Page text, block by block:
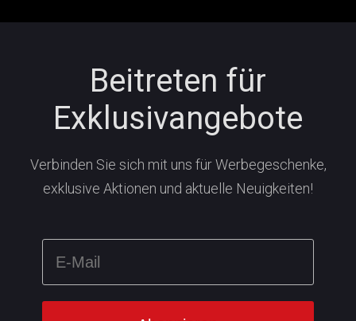
Beitreten für
Exklusivangebote
Verbinden Sie sich mit uns für Werbegeschenke,
exklusive Aktionen und aktuelle Neuigkeiten!